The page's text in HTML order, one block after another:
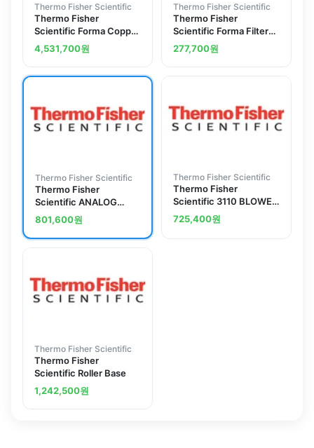
Thermo Fisher Scientific
Thermo Fisher
Scientific Forma Copper
Interior Kit
4,531,700원
Thermo Fisher Scientific
Thermo Fisher
Scientific Forma Filter
Kit
277,700원
Thermo Fisher Scientific
Thermo Fisher
Scientific ANALOG
BD0-1 VOLT QI
801,600원
Thermo Fisher Scientific
Thermo Fisher
Scientific 3110 BLOWER
MOTOR REPLACE
725,400원
Thermo Fisher Scientific
Thermo Fisher
Scientific Roller Base
1,242,500원